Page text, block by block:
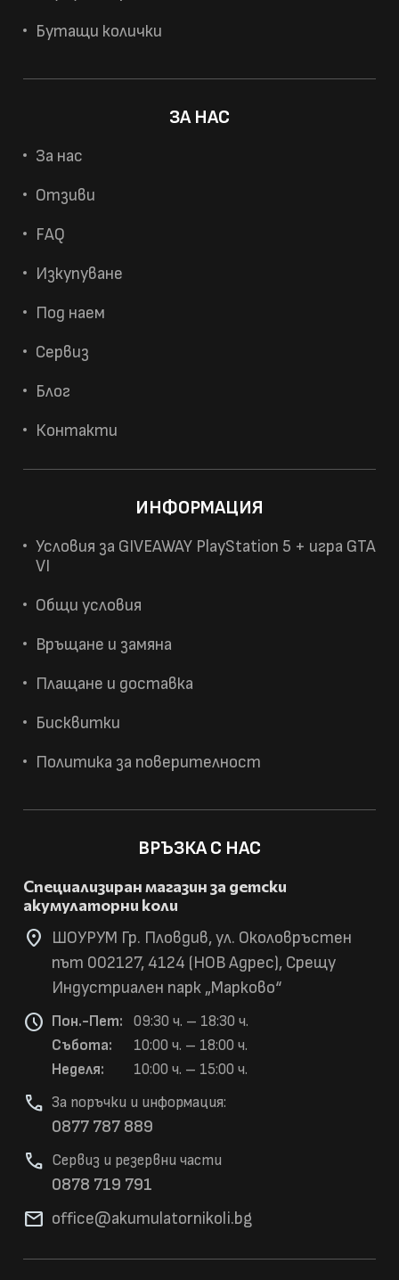
Бутащи колички
ЗА НАС
За нас
Отзиви
FAQ
Изкупуване
Под наем
Сервиз
Блог
Контакти
ИНФОРМАЦИЯ
Условия за GIVEAWAY PlayStation 5 + игра GTA
VI
Общи условия
Връщане и замяна
Плащане и доставка
Бисквитки
Политика за поверителност
ВРЪЗКА С НАС
Специализиран магазин за детски
акумулаторни коли
location_on
ШОУРУМ Гр. Пловдив, ул. Околовръстен
път 002127, 4124 (НОВ Адрес), Срещу
Индустриален парк „Марково“
schedule Пон.-Пет:
09:30 ч. – 18:30 ч.
Събота:
10:00 ч. – 18:00 ч.
Неделя:
10:00 ч. – 15:00 ч.
За поръчки и информация:
phone
0877 787 889
Сервиз и резервни части
phone
0878 719 791
mail office@akumulatornikoli.bg